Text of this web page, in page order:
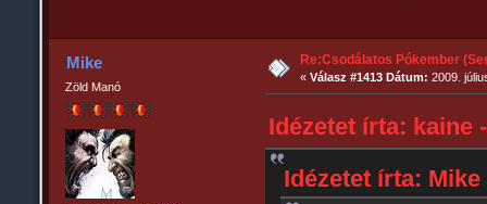
Mike
Zöld Manó
Re:Csodálatos Pókember
«Válasz #1413 Dátum: 2009.
Idézetet írta: kaine
Idézetet írta: Mike